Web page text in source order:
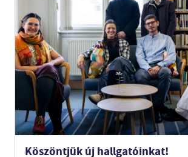
Köszöntjük új hallgatóinkat!